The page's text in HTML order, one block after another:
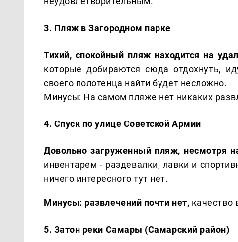
3. Пляж в Загородном парке
Тихий, спокойный пляж находится на
которые добираются сюда отдохнуть,
своего полотенца найти будет несложно.
Минусы: На самом пляже нет никаких
4. Спуск по улице Советской Армии
Довольно загруженный пляж, несмотря
инвентарем - раздевалки, лавки и
ничего интересного тут нет.
Минусы: развлечений почти нет, качество
5. Затон реки Самары (Самарский район)